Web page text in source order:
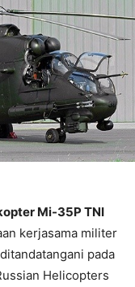
Mi-35P TNI
kerjasama militer
pada
Helicopters